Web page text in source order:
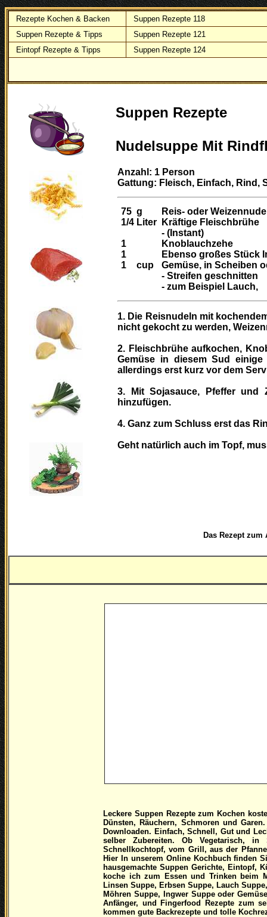
Rezepte Kochen & Backen
Suppen Rezepte 118
Suppen Rezepte & Tipps
Suppen Rezepte 121
Eintopf Rezepte & Tipps
Suppen Rezepte 124
Suppen Rezepte
Nudelsuppe Mit
Anzahl: 1 Person
Gattung: Fleisch, Einfach, Rind,
75
1/4
1
1
1
g
Liter
cup
Reis- oder
Kräftige Fleischbrühe
- (Instant)
Knoblauchzehe
Ebenso großes Stück
Gemüse, in Scheiben
- Streifen geschnitten
- zum Beispiel Lauch,
1. Die Reisnudeln mit
nicht gekocht zu werden,
2. Fleischbrühe aufkochen,
Gemüse in diesem Sud
allerdings erst kurz vor dem
3. Mit Sojasauce, Pfeffer und
hinzufügen.
4. Ganz zum Schluss erst das
Geht natürlich auch im Topf,
Das Rezept zum
Leckere Suppen Rezepte zum Kochen
Dünsten, Räuchern, Schmoren und
Downloaden. Einfach, Schnell, Gut und
selber Zubereiten. Ob Vegetarisch,
Schnellkochtopf, vom Grill, aus der
Hier In unserem Online Kochbuch finden
hausgemachte Suppen Gerichte, Eintopf,
koche ich zum Essen und Trinken beim
Linsen Suppe, Erbsen Suppe, Lauch
Möhren Suppe, Ingwer Suppe oder
Anfänger, und Fingerfood Rezepte zum
kommen gute Backrezepte und tolle